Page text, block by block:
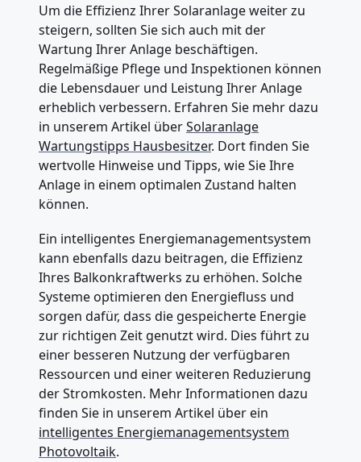
Um die Effizienz Ihrer Solaranlage weiter zu
steigern, sollten Sie sich auch mit der
Wartung Ihrer Anlage beschäftigen.
Regelmäßige Pflege und Inspektionen können
die Lebensdauer und Leistung Ihrer Anlage
erheblich verbessern. Erfahren Sie mehr dazu
in unserem Artikel überSolaranlage
Wartungstipps Hausbesitzer. Dort finden Sie
wertvolle Hinweise und Tipps, wie Sie Ihre
Anlage in einem optimalen Zustand halten
können.
Ein intelligentes Energiemanagementsystem
kann ebenfalls dazu beitragen, die Effizienz
Ihres Balkonkraftwerks zu erhöhen. Solche
Systeme optimieren den Energiefluss und
sorgen dafür, dass die gespeicherte Energie
zur richtigen Zeit genutzt wird. Dies führt zu
einer besseren Nutzung der verfügbaren
Ressourcen und einer weiteren Reduzierung
der Stromkosten. Mehr Informationen dazu
finden Sie in unserem Artikel über ein
intelligentes Energiemanagementsystem
Photovoltaik.